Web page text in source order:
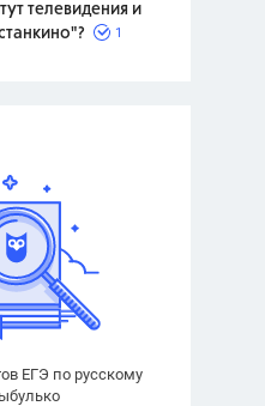
телевидения и
1
ЕГЭ по русскому